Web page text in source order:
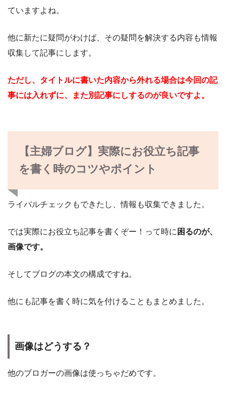
ていますよね。
他に新たに疑問がわけば、その疑問を解決する内容も情報
収集して記事にします。
ただし、タイトルに書いた内容から外れる場合は今回の記
事には入れずに、また別記事にしするのが良いですよ。
【主婦ブログ】実際にお役立ち記事
を書く時のコツやポイント
ライバルチェックもできたし、情報も収集できました。
では実際にお役立ち記事を書くぞー！って時に 困るのが、
画像です。
そしてブログの本文の構成ですね。
他にも記事を書く時に気を付けることもまとめました。
画像はどうする？
他のブロガーの画像は使っちゃだめです。